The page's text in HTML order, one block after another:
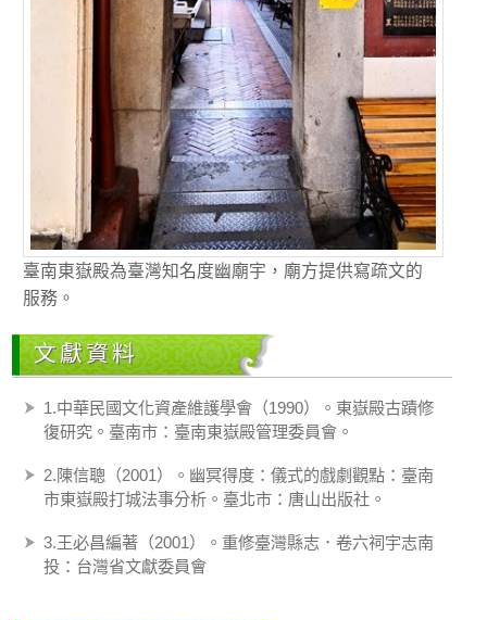
臺南東嶽殿為臺灣知名度幽廟宇，廟方提供寫疏文的
服務。
文獻資料
1.中華民國文化資產維護學會（1990）。東嶽殿古蹟修
復研究。臺南市：臺南東嶽殿管理委員會。
2.陳信聰（2001）。幽冥得度：儀式的戲劇觀點：臺南
市東嶽殿打城法事分析。臺北市：唐山出版社。
3.王必昌編著（2001）。重修臺灣縣志．卷六祠宇志南
投：台灣省文獻委員會